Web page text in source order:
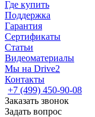
Где купить
Поддержка
Гарантия
Сертификаты
Статьи
Видеоматериалы
Мы на Drive2
Контакты
+7 (499) 450-90-08
Заказать звонок
Задать вопрос